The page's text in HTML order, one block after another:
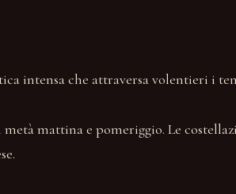
intensa che attraversa volentieri i
mattina e pomeriggio. Le